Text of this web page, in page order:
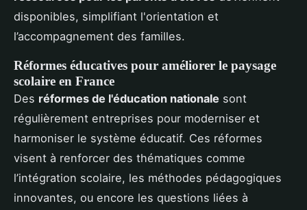
disponibles, simplifiant l'orientation et
l’accompagnement des familles.
Réformes éducatives pour améliorer le paysage
scolaire en France
Des réformes de l'éducation nationale sont
régulièrement entreprises pour moderniser et
harmoniser le système éducatif. Ces réformes
visent à renforcer des thématiques comme
l’intégration scolaire, les méthodes pédagogiques
innovantes, ou encore les questions liées à